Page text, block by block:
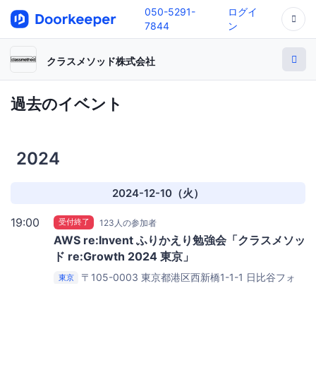
050-5291-
7844
ログイ
ン
クラスメソッド株式会社
過去のイベント
2024
2024-12-10（火）
19:00 受付終了 123人の参加者
AWS re:Invent ふりかえり勉強会「クラスメソッ
ド re:Growth 2024 東京」
東京
〒105-0003 東京都港区西新橋1-1-1 日比谷フォ